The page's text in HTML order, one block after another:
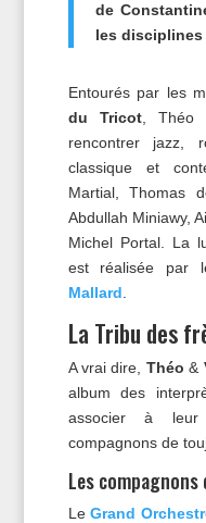
de
les disciplines
Entourés par les
du Tricot, Théo
rencontrer jazz,
classique et
Martial, Thomas
Abdullah Miniawy,
Michel Portal. La
est réalisée par
Mallard
La Tribu des
A vrai dire, Théo &
album des
associer à
compagnons de
Les
LeGrand